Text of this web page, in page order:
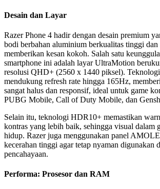
Desain dan Layar
Razer Phone 4 hadir dengan desain premium
bodi berbahan aluminium berkualitas tinggi dan
memberikan kesan kokoh. Salah satu
smartphone ini adalah layar UltraMotion
resolusi QHD+ (2560 x 1440 piksel).
mendukung refresh rate hingga 165Hz,
sangat halus dan responsif, ideal untuk game
PUBG Mobile, Call of Duty Mobile, dan
Selain itu, teknologi HDR10+ memastikan
kontras yang lebih baik, sehingga visual dalam
hidup. Razer juga menggunakan panel
kecerahan tinggi agar tetap nyaman digunakan
pencahayaan.
Performa: Prosesor dan RAM